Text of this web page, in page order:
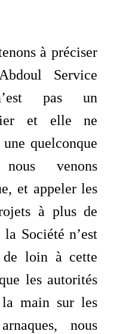
à préciser
Service
pas un
et elle ne
quelconque
venons
et appeler les
à plus de
Société n’est
loin à cette
les autorités
la main sur les
nous